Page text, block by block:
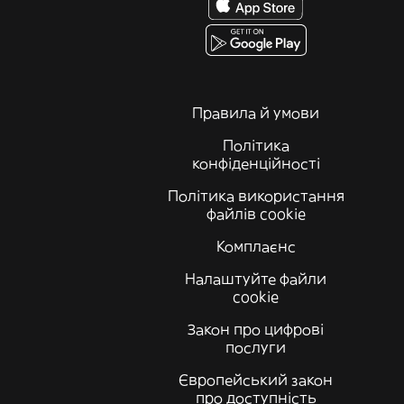
Правила й умови
Політика
конфіденційності
Політика використання
файлів cookie
Комплаєнс
Налаштуйте файли
cookie
Закон про цифрові
послуги
Європейський закон
про доступність